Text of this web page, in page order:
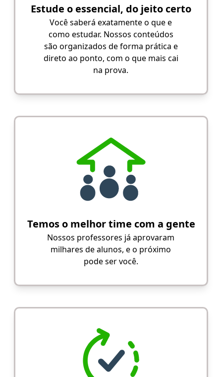
Estude o essencial, do jeito certo
Você saberá exatamente o que e
como estudar. Nossos conteúdos
são organizados de forma prática e
direto ao ponto, com o que mais cai
na prova.
Temos o melhor time com a gente
Nossos professores já aprovaram
milhares de alunos, e o próximo
pode ser você.